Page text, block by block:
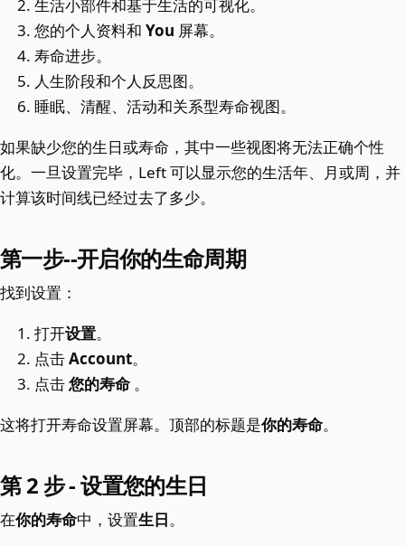
生活小部件和基于生活的可视化。
您的个人资料和You 屏幕。
寿命进步。
人生阶段和个人反思图。
睡眠、清醒、活动和关系型寿命视图。
如果缺少您的生日或寿命，其中一些视图将无法正确个性
化。一旦设置完毕，Left 可以显示您的生活年、月或周，并
计算该时间线已经过去了多少。
第一步--开启你的生命周期
找到设置：
打开设置。
点击Account。
点击您的寿命 。
这将打开寿命设置屏幕。顶部的标题是你的寿命。
第 2 步 - 设置您的生日
在你的寿命中，设置生日。